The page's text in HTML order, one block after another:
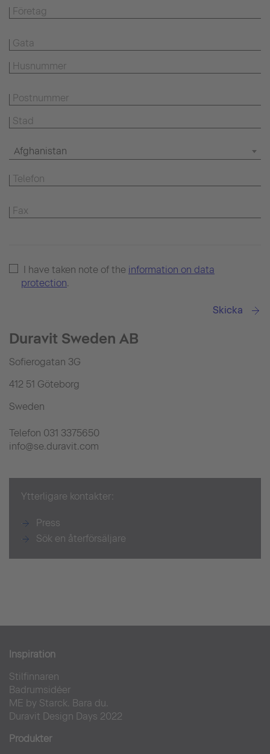
Afghanistan
I have taken note of the information on data
protection.
Skicka
Duravit Sweden AB
Sofierogatan 3G
412 51 Göteborg
Sweden
Telefon 031 3375650
info@se.duravit.com
Ytterligare kontakter:
Press
Sök en återförsäljare
Inspiration
Stilfinnaren
Badrumsidéer
ME by Starck. Bara du.
Duravit Design Days 2022
Produkter